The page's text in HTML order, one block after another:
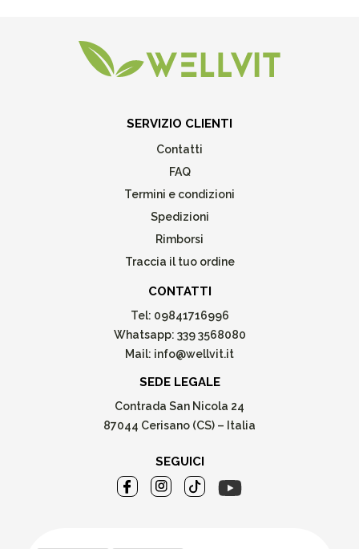
SERVIZIO CLIENTI
Contatti
FAQ
Termini e condizioni
Spedizioni
Rimborsi
Traccia il tuo ordine
CONTATTI
Tel: 09841716996
Whatsapp: 339 3568080
Mail: info@wellvit.it
SEDE LEGALE
Contrada San Nicola 24
87044 Cerisano (CS) – Italia
SEGUICI